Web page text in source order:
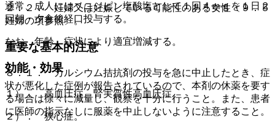
２．２． 妊婦又は妊娠している可能性のある女性〔９．５
妊婦の項参照〕。
重要な基本的注意
８．１． カルシウム拮抗剤の投与を急に中止したとき、症
状が悪化した症例が報告されているので、本剤の休薬を要す
る場合は徐々に減量し、観察を十分に行うこと。また、患者
に医師の指示なしに服薬を中止しないように注意すること。
通常、成人にはベニジピン塩酸塩として１回４ｍｇを１日２
回朝・夕食後経口投与する。
なお、年齢、症状により適宜増減する。
効能・効果
１）． 高血圧症、腎実質性高血圧症。
２）． 狭心症。